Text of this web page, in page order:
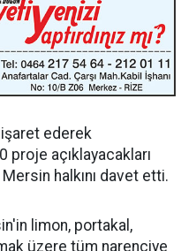
işaret ederek
proje açıklayacakları
halkını davet etti.
limon, portakal,
üzere tüm narenciye